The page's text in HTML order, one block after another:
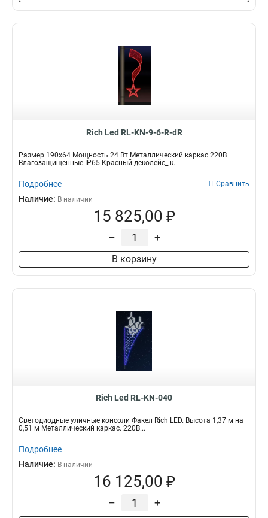
Rich Led RL-KN-9-6-R-dR
Размер 190х64 Мощность 24 Вт Металлический каркас 220В
Влагозащищенные IP65 Красный деколейс_ к...
Подробнее Сравнить
Наличие: В наличии
15 825,00 ₽
– +
В корзину
Rich Led RL-KN-040
Светодиодные уличные консоли Факел Rich LED. Высота 1,37 м на
0,51 м Металлический каркас. 220В...
Подробнее
Наличие: В наличии
16 125,00 ₽
– +